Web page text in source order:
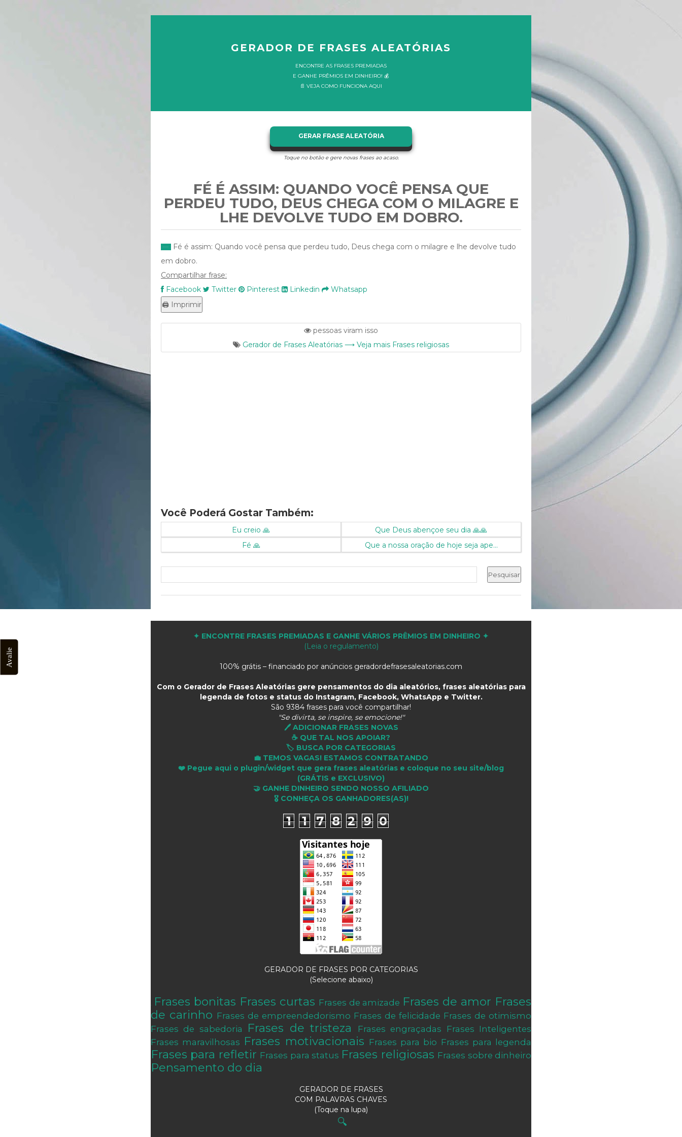
GERADOR DE FRASES ALEATÓRIAS
ENCONTRE AS FRASES PREMIADAS
E GANHE PRÊMIOS EM DINHEIRO! 💰
📄 VEJA COMO FUNCIONA AQUI
GERAR FRASE ALEATÓRIA
Toque no botão e gere novas frases ao acaso.
FÉ É ASSIM: QUANDO VOCÊ PENSA QUE
PERDEU TUDO, DEUS CHEGA COM O MILAGRE E
LHE DEVOLVE TUDO EM DOBRO.
Fé é assim: Quando você pensa que perdeu tudo, Deus chega com o milagre e lhe devolve tudo
em dobro.
Compartilhar frase:
Facebook
Twitter Pinterest Linkedin Whatsapp
pessoas viram isso
Gerador de Frases Aleatórias ⟶ Veja mais Frases religiosas
Você Poderá Gostar Também:
Eu creio 🙏
Que Deus abençoe seu dia 🙏🙏
Fé 🙏
Que a nossa oração de hoje seja ape...
✦ ENCONTRE FRASES PREMIADAS E GANHE VÁRIOS PRÊMIOS EM DINHEIRO ✦
(Leia o regulamento)
100% grátis – financiado por anúncios geradordefrasesaleatorias.com
Com o Gerador de Frases Aleatórias gere pensamentos do dia aleatórios, frases aleatórias para
legenda de fotos e status do Instagram, Facebook, WhatsApp e Twitter.
São 9384 frases para você compartilhar!
"Se divirta, se inspire, se emocione!"
🖊️ ADICIONAR FRASES NOVAS
☕ QUE TAL NOS APOIAR?
🏷️ BUSCA POR CATEGORIAS
💼 TEMOS VAGAS! ESTAMOS CONTRATANDO
❤️ Pegue aqui o plugin/widget que gera frases aleatórias e coloque no seu site/blog
(GRÁTIS e EXCLUSIVO)
🤝 GANHE DINHEIRO SENDO NOSSO AFILIADO
🎖 CONHEÇA OS GANHADORES(AS)!
1 1 7 8 2 9 0
GERADOR DE FRASES POR CATEGORIAS
(Selecione abaixo)
Frases bonitas Frases curtas Frases de amizade Frases de amor Frases
de carinho Frases de empreendedorismo Frases de felicidade Frases de otimismo
Frases de sabedoria
Frases de tristeza Frases engraçadas
Frases Inteligentes
Frases maravilhosas Frases motivacionais Frases para bio Frases para legenda
Frases para refletir Frases para status Frases religiosas Frases sobre dinheiro
Pensamento do dia
GERADOR DE FRASES
COM PALAVRAS CHAVES
(Toque na lupa)
🔍
Avalie